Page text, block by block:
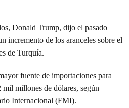
Donald Trump, dijo el pasado
incremento de los aranceles sobre el
de Turquía.
fuente de importaciones para
millones de dólares, según
Internacional (FMI).